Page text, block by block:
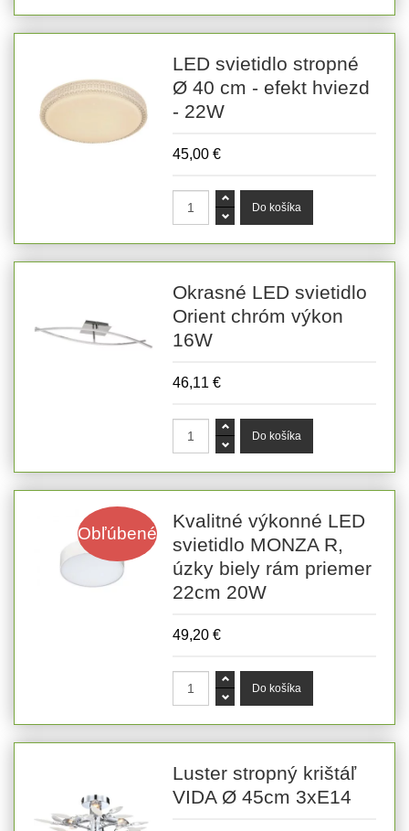
LED svietidlo stropné
Ø 40 cm - efekt hviezd
- 22W
45,00 €
Okrasné LED svietidlo
Orient chróm výkon
16W
46,11 €
Obľúbené
Kvalitné výkonné LED
svietidlo MONZA R,
úzky biely rám priemer
22cm 20W
49,20 €
Luster stropný krištáľ
VIDA Ø 45cm 3xE14